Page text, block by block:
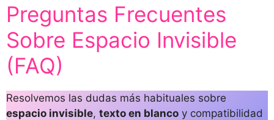
Preguntas Frecuentes
Sobre Espacio Invisible
(FAQ)
Resolvemos las dudas más habituales sobre
espacio invisible, texto en blanco y compatibilidad